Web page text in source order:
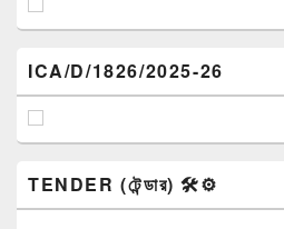
ICA/D/1826/2025-26
TENDER (টেন্ডার) 🛠️⚙️